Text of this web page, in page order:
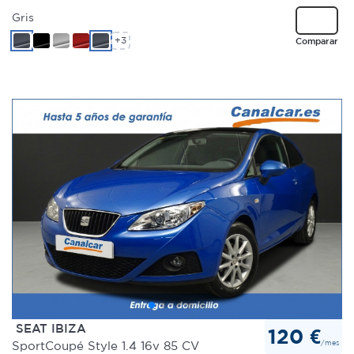
Comparar
Gris
+3
SEAT IBIZA
SportCoupé Style 1.4 16v 85 CV
120 €/mes